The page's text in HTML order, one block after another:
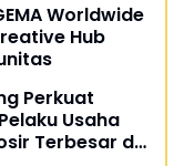
Worldwide
Hub
Perkuat
Usaha
Terbesar di